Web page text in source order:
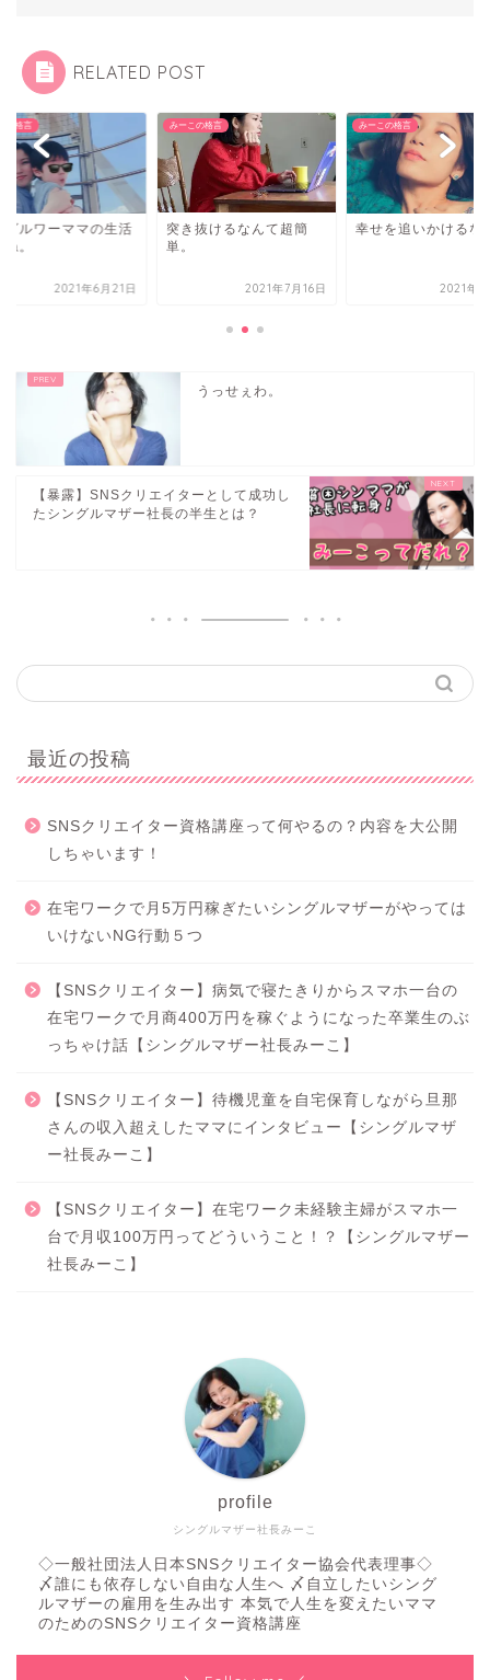
RELATED POST
の格言
グルワーママの生活
。
2021年6月21日
みーこの格言
突き抜けるなんて超簡
単。
2021年7月16日
みーこの格言
幸せを追いかけるな
2021年6
うっせぇわ。
【暴露】SNSクリエイターとして成功し
たシングルマザー社長の半生とは？
最近の投稿
SNSクリエイター資格講座って何やるの？内容を大公開
しちゃいます！
在宅ワークで月5万円稼ぎたいシングルマザーがやっては
いけないNG行動５つ
【SNSクリエイター】病気で寝たきりからスマホ一台の
在宅ワークで月商400万円を稼ぐようになった卒業生のぶ
っちゃけ話【シングルマザー社長みーこ】
【SNSクリエイター】待機児童を自宅保育しながら旦那
さんの収入超えしたママにインタビュー【シングルマザ
ー社長みーこ】
【SNSクリエイター】在宅ワーク未経験主婦がスマホ一
台で月収100万円ってどういうこと！？【シングルマザー
社長みーこ】
シングルマザー社長みーこ
profile
◇一般社団法人日本SNSクリエイター協会代表理事◇
〆誰にも依存しない自由な人生へ 〆自立したいシング
ルマザーの雇用を生み出す 本気で人生を変えたいママ
のためのSNSクリエイター資格講座